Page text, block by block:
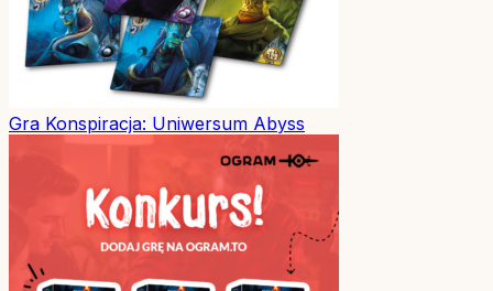
Gra Konspiracja: Uniwersum Abyss